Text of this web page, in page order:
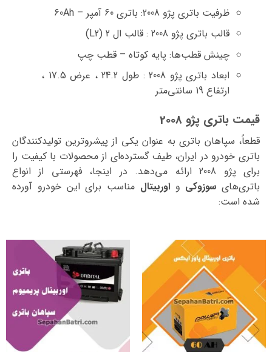
ظرفیت باتری پژو 2008: باتری 60 آمپر – 60Ah
قالب باتری پژو 2008 : قالب ال 2 (L2)
چینش قطب‌ها: پایه کوتاه – قطب چپ
ابعاد باتری پژو 2008 : طول 24.2 ، عرض 17.5 ،
ارتفاع 19 سانتی‌متر
قیمت باتری پژو 2008
قطعاً، سپاهان باتری به عنوان یکی از پیشروترین تولیدکنندگان
باتری خودرو در ایران، طیف گسترده‌ای از محصولات با کیفیت را
برای پژو 2008 ارائه می‌دهد. در اینجا، فهرستی از انواع
باتری‌های سوزوکی واوربیتال مناسب برای این خودرو آورده
شده است: